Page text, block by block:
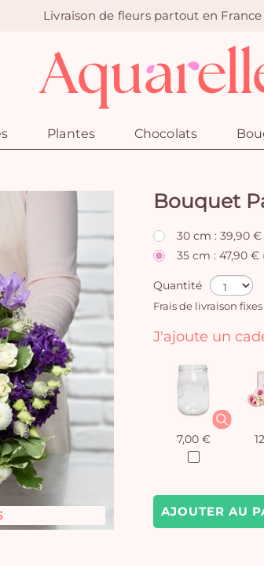
Livraison de fleurs partout en France
Plantes Chocolats
Bouquet
30 cm : 39,90 €
35 cm : 47,90
Quantité
Frais de livraison fixes
AJOUTER AU
J'ajoute un
7,00 €